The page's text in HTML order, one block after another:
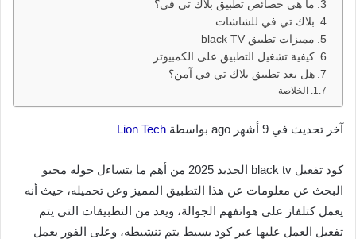
ما هي خصائص تطبيق بلاك تي في؟
بلاك تي في للشاشات
مميزات تطبيق black TV
كيفية تشغيل التطبيق على الكمبيوتر
هل يعد تطبيق بلاك تي في آمن؟
الخلاصة
آخر تحديث في 9 أشهر ago بواسطة Lion Tech
كود تفعيل black tv الجديد 2025 من أهم ما يتساءل حوله محبو
البحث عن معلومات عن هذا التطبيق المميز وعن تحميله، حيث أنه
يعمل كتلفاز على هواتفهم الجوالة، ويعد من التطبيقات التي يتم
تفعيل العمل عليها عبر كود بسيط يتم تنشيطه، وعلى الفور يعمل